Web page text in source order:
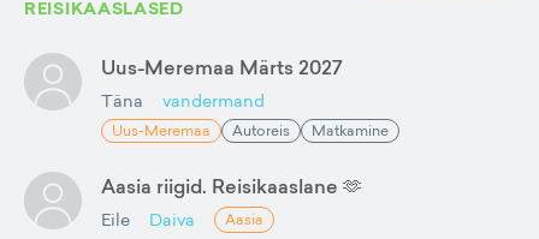
REISIKAASLASED
Uus-Meremaa Märts 2027
Täna vandermand
Uus-Meremaa Autoreis Matkamine
Aasia riigid. Reisikaaslane 🫶
Eile Daiva Aasia